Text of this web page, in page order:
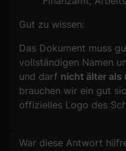
Gut zu wissen:
Das Dokument muss
vollständigen Namen
und darf nicht älter als
brauchen wir ein gut
offizielles Logo des
Formular überspringen
War diese Antwort